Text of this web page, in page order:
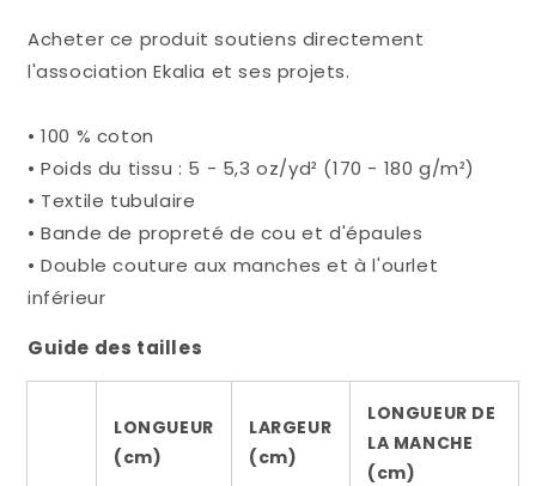
Acheter ce produit soutiens directement
l'association Ekalia et ses projets.
• 100 % coton
• Poids du tissu : 5 - 5,3 oz/yd² (170 - 180 g/m²)
• Textile tubulaire
• Bande de propreté de cou et d'épaules
• Double couture aux manches et à l'ourlet
inférieur
Guide des tailles
LONGUEUR
(cm)
LARGEUR
(cm)
LONGUEUR DE
LA MANCHE
(cm)